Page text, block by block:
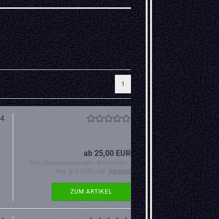
1
ab 25,00 EUR
Kein Steuerausweis gem. Kleinuntern.-
Reg. §19 UStG zzgl. Versand
ZUM ARTIKEL